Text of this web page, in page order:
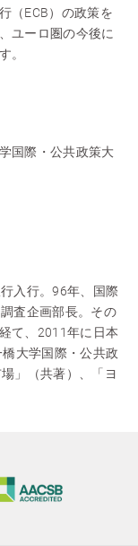
（ECB）の政策を
ユーロ圏の今後に
。
国際・公共政策大
入行。96年、国際
査企画部長。その
て、2011年に日本
大学国際・公共政
」（共著）、「ヨ